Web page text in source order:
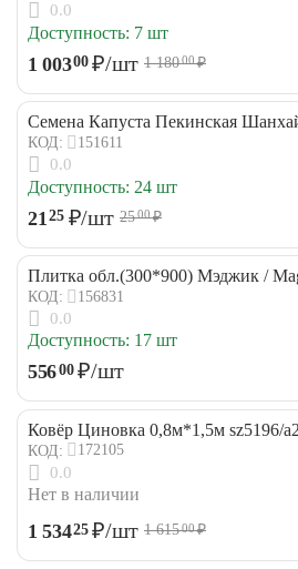
0.0
Доступность: 7 шт
1 00300 ₽/шт 1 18000 ₽
Семена Капуста Пекинская
КОД: 151611
0.0
Доступность: 24 шт
21 25 ₽/шт 2500 ₽
Плитка обл.(300*900) Мэджик /
КОД: 156831
0.0
Доступность: 17 шт
55600 ₽/шт
Ковёр Циновка 0,8м*1,5м sz5196/
КОД: 172105
0.0
Нет в наличии
1 53425 ₽/шт 1 61500₽